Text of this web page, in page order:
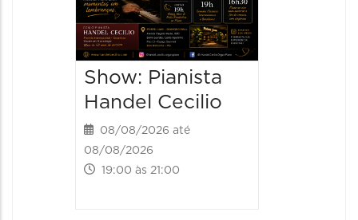
Show: Pianista
Handel Cecilio
08/08/2026 até
08/08/2026
19:00 às 21:00